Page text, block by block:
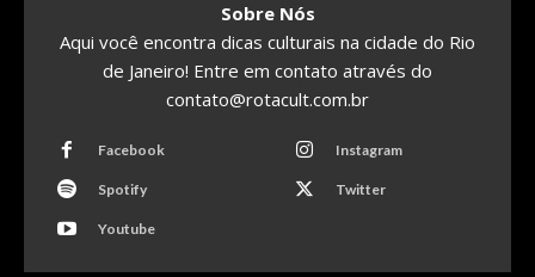
Sobre Nós
Aqui você encontra dicas culturais na cidade do Rio
de Janeiro! Entre em contato através do
contato@rotacult.com.br
Facebook Instagram
Spotify Twitter
Youtube